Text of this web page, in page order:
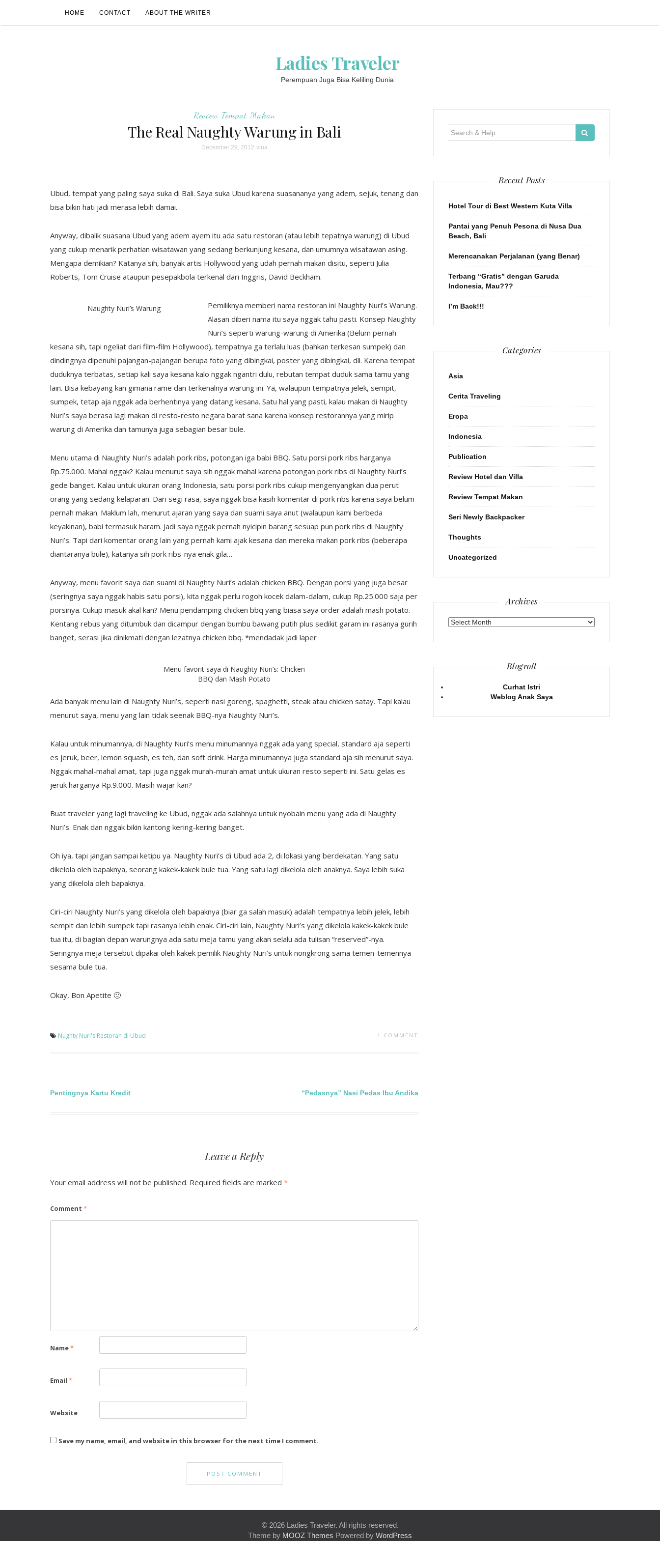
HOME CONTACT ABOUT THE WRITER
Ladies Traveler
Perempuan Juga Bisa Keliling Dunia
Review Tempat Makan
The Real Naughty Warung in Bali
December 29, 2012 vina
Ubud, tempat yang paling saya suka di Bali. Saya suka Ubud karena suasananya yang adem, sejuk, tenang dan
bisa bikin hati jadi merasa lebih damai.
Anyway, dibalik suasana Ubud yang adem ayem itu ada satu restoran (atau lebih tepatnya warung) di Ubud
yang cukup menarik perhatian wisatawan yang sedang berkunjung kesana, dan umumnya wisatawan asing.
Mengapa demikian? Katanya sih, banyak artis Hollywood yang udah pernah makan disitu, seperti Julia
Roberts, Tom Cruise ataupun pesepakbola terkenal dari Inggris, David Beckham.
Naughty Nuri’s Warung
Pemiliknya memberi nama restoran ini Naughty Nuri’s Warung.
Alasan diberi nama itu saya nggak tahu pasti. Konsep Naughty
Nuri’s seperti warung-warung di Amerika (Belum pernah
kesana sih, tapi ngeliat dari film-film Hollywood), tempatnya ga terlalu luas (bahkan terkesan sumpek) dan
dindingnya dipenuhi pajangan-pajangan berupa foto yang dibingkai, poster yang dibingkai, dll. Karena tempat
duduknya terbatas, setiap kali saya kesana kalo nggak ngantri dulu, rebutan tempat duduk sama tamu yang
lain. Bisa kebayang kan gimana rame dan terkenalnya warung ini. Ya, walaupun tempatnya jelek, sempit,
sumpek, tetap aja nggak ada berhentinya yang datang kesana. Satu hal yang pasti, kalau makan di Naughty
Nuri’s saya berasa lagi makan di resto-resto negara barat sana karena konsep restorannya yang mirip
warung di Amerika dan tamunya juga sebagian besar bule.
Menu utama di Naughty Nuri’s adalah pork ribs, potongan iga babi BBQ. Satu porsi pork ribs harganya
Rp.75.000. Mahal nggak? Kalau menurut saya sih nggak mahal karena potongan pork ribs di Naughty Nuri’s
gede banget. Kalau untuk ukuran orang Indonesia, satu porsi pork ribs cukup mengenyangkan dua perut
orang yang sedang kelaparan. Dari segi rasa, saya nggak bisa kasih komentar di pork ribs karena saya belum
pernah makan. Maklum lah, menurut ajaran yang saya dan suami saya anut (walaupun kami berbeda
keyakinan), babi termasuk haram. Jadi saya nggak pernah nyicipin barang sesuap pun pork ribs di Naughty
Nuri’s. Tapi dari komentar orang lain yang pernah kami ajak kesana dan mereka makan pork ribs (beberapa
diantaranya bule), katanya sih pork ribs-nya enak gila…
Anyway, menu favorit saya dan suami di Naughty Nuri’s adalah chicken BBQ. Dengan porsi yang juga besar
(seringnya saya nggak habis satu porsi), kita nggak perlu rogoh kocek dalam-dalam, cukup Rp.25.000 saja per
porsinya. Cukup masuk akal kan? Menu pendamping chicken bbq yang biasa saya order adalah mash potato.
Kentang rebus yang ditumbuk dan dicampur dengan bumbu bawang putih plus sedikit garam ini rasanya gurih
banget, serasi jika dinikmati dengan lezatnya chicken bbq. *mendadak jadi laper
Menu favorit saya di Naughty Nuri’s: Chicken
BBQ dan Mash Potato
Ada banyak menu lain di Naughty Nuri’s, seperti nasi goreng, spaghetti, steak atau chicken satay. Tapi kalau
menurut saya, menu yang lain tidak seenak BBQ-nya Naughty Nuri’s.
Kalau untuk minumannya, di Naughty Nuri’s menu minumannya nggak ada yang special, standard aja seperti
es jeruk, beer, lemon squash, es teh, dan soft drink. Harga minumannya juga standard aja sih menurut saya.
Nggak mahal-mahal amat, tapi juga nggak murah-murah amat untuk ukuran resto seperti ini. Satu gelas es
jeruk harganya Rp.9.000. Masih wajar kan?
Buat traveler yang lagi traveling ke Ubud, nggak ada salahnya untuk nyobain menu yang ada di Naughty
Nuri’s. Enak dan nggak bikin kantong kering-kering banget.
Oh iya, tapi jangan sampai ketipu ya. Naughty Nuri’s di Ubud ada 2, di lokasi yang berdekatan. Yang satu
dikelola oleh bapaknya, seorang kakek-kakek bule tua. Yang satu lagi dikelola oleh anaknya. Saya lebih suka
yang dikelola oleh bapaknya.
Ciri-ciri Naughty Nuri’s yang dikelola oleh bapaknya (biar ga salah masuk) adalah tempatnya lebih jelek, lebih
sempit dan lebih sumpek tapi rasanya lebih enak. Ciri-ciri lain, Naughty Nuri’s yang dikelola kakek-kakek bule
tua itu, di bagian depan warungnya ada satu meja tamu yang akan selalu ada tulisan “reserved”-nya.
Seringnya meja tersebut dipakai oleh kakek pemilik Naughty Nuri’s untuk nongkrong sama temen-temennya
sesama bule tua.
Okay, Bon Apetite 🙂
Nughty Nuri's Restoran di Ubud 1 COMMENT
Post
navigation
Pentingnya Kartu Kredit “Pedasnya” Nasi Pedas Ibu Andika
Leave a Reply
Your email address will not be published. Required fields are marked *
Comment *
Name*
Email *
Website
Save my name, email, and website in this browser for the next time I comment.
Recent Posts
Hotel Tour di Best Western Kuta Villa
Pantai yang Penuh Pesona di Nusa Dua
Beach, Bali
Merencanakan Perjalanan (yang Benar)
Terbang “Gratis” dengan Garuda
Indonesia, Mau???
I’m Back!!!
Categories
Asia
Cerita Traveling
Eropa
Indonesia
Publication
Review Hotel dan Villa
Review Tempat Makan
Seri Newly Backpacker
Thoughts
Uncategorized
Archives
Archives
Blogroll
Curhat Istri
Weblog Anak Saya
© 2026 Ladies Traveler. All rights reserved.
Theme by MOOZ Themes Powered by WordPress